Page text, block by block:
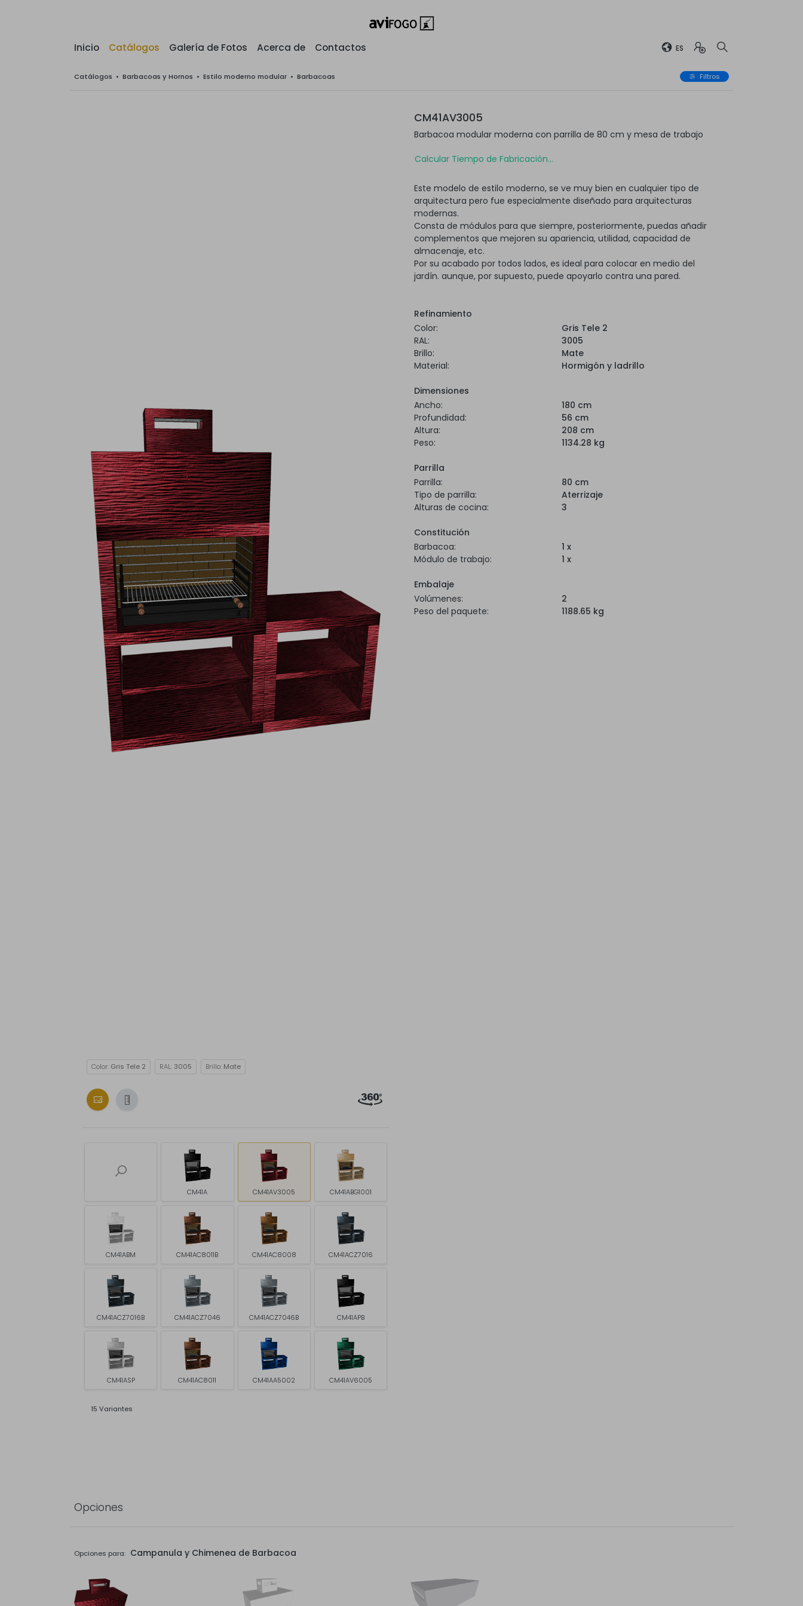
Inicio Catálogos Galería de Fotos Acerca de Contactos ES
Catálogos • Barbacoas y Hornos • Estilo moderno modular • Barbacoas Filtros
Color: Gris Tele 2 RAL: 3005 Brillo: Mate
CM41A CM41AV3005 CM41ABG1001
CM41ABM CM41AC8011B CM41AC8008 CM41ACZ7016
CM41ACZ7016B CM41ACZ7046 CM41ACZ7046B CM41APB
CM41ASP CM41AC8011 CM41AA5002 CM41AV6005
15 Variantes
CM41AV3005
Barbacoa modular moderna con parrilla de 80 cm y mesa de trabajo
Calcular Tiempo de Fabricación...
Este modelo de estilo moderno, se ve muy bien en cualquier tipo de
arquitectura pero fue especialmente diseñado para arquitecturas
modernas.
Consta de módulos para que siempre, posteriormente, puedas añadir
complementos que mejoren su apariencia, utilidad, capacidad de
almacenaje, etc.
Por su acabado por todos lados, es ideal para colocar en medio del
jardín. aunque, por supuesto, puede apoyarlo contra una pared.
Refinamiento
Color:
Gris Tele 2
RAL:
3005
Brillo:
Mate
Material:
Hormigón y ladrillo
Dimensiones
Ancho:
180 cm
Profundidad:
56 cm
Altura:
208 cm
Peso:
1134.28 kg
Parrilla
Parrilla:
80 cm
Tipo de parrilla:
Aterrizaje
Alturas de cocina:
3
Constitución
Barbacoa:
1 x
Módulo de trabajo:
1 x
Embalaje
Volúmenes:
2
Peso del paquete:
1188.65 kg
Opciones
Opciones para: Campanula y Chimenea de Barbacoa